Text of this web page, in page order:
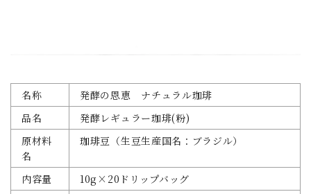
名称
発酵の恩恵 ナチュラル珈琲
品名
発酵レギュラー珈琲(粉)
原材料
名
珈琲豆（生豆生産国名：ブラジル）
内容量
10g×20ドリップバッグ